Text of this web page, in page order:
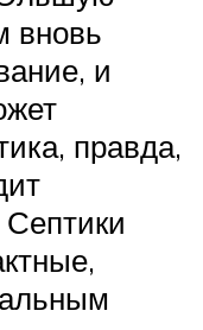
вновь
и
правда,